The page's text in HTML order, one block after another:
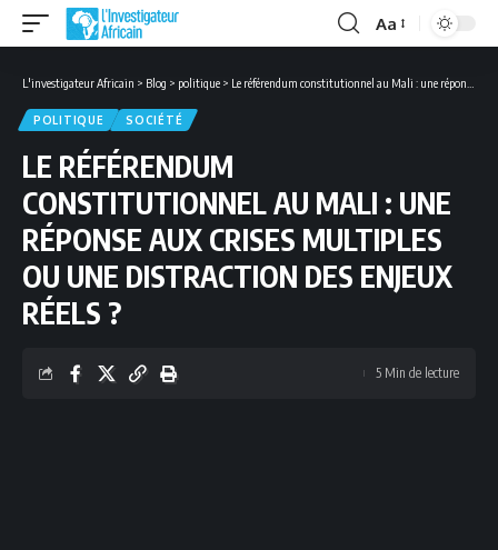
Font
Aa
L'investigateur Africain > Blog > politique > Le référendum constitutionnel au Mali : une réponse aux crises multiples ou une distraction des enjeux réels ?
POLITIQUE SOCIÉTÉ
LE RÉFÉRENDUM
CONSTITUTIONNEL AU MALI : UNE
RÉPONSE AUX CRISES MULTIPLES
OU UNE DISTRACTION DES ENJEUX
RÉELS ?
5 Min de lecture